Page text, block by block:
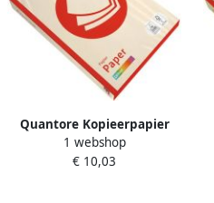
Quantore Kopieerpapier
Colour A4 160gr creme 250
vel
1 webshop
€ 10,03